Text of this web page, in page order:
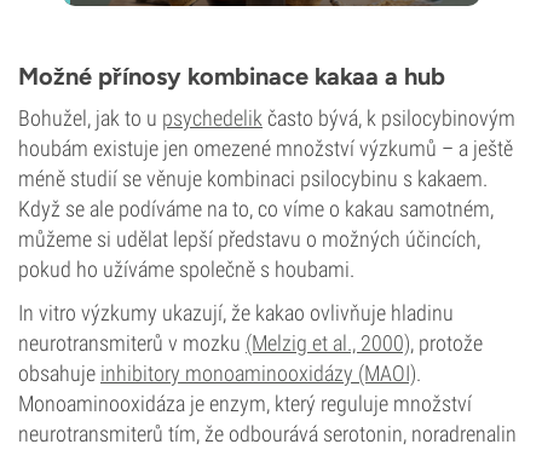
Možné přínosy kombinace kakaa a hub
Bohužel, jak to u psychedelik často bývá, k psilocybinovým
houbám existuje jen omezené množství výzkumů – a ještě
méně studií se věnuje kombinaci psilocybinu s kakaem.
Když se ale podíváme na to, co víme o kakau samotném,
můžeme si udělat lepší představu o možných účincích,
pokud ho užíváme společně s houbami.
In vitro výzkumy ukazují, že kakao ovlivňuje hladinu
neurotransmiterů v mozku (Melzig et al., 2000), protože
obsahuje inhibitory monoaminooxidázy (MAOI).
Monoaminooxidáza je enzym, který reguluje množství
neurotransmiterů tím, že odbourává serotonin, noradrenalin